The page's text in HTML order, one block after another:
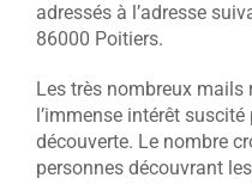
adressés à l’adresse
86000 Poitiers.
Les très nombreux mails
l’immense intérêt
découverte. Le nombre
personnes découvrant